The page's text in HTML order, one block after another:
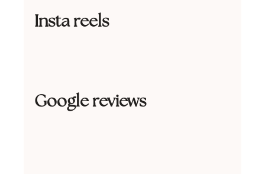
Insta reels
Google reviews